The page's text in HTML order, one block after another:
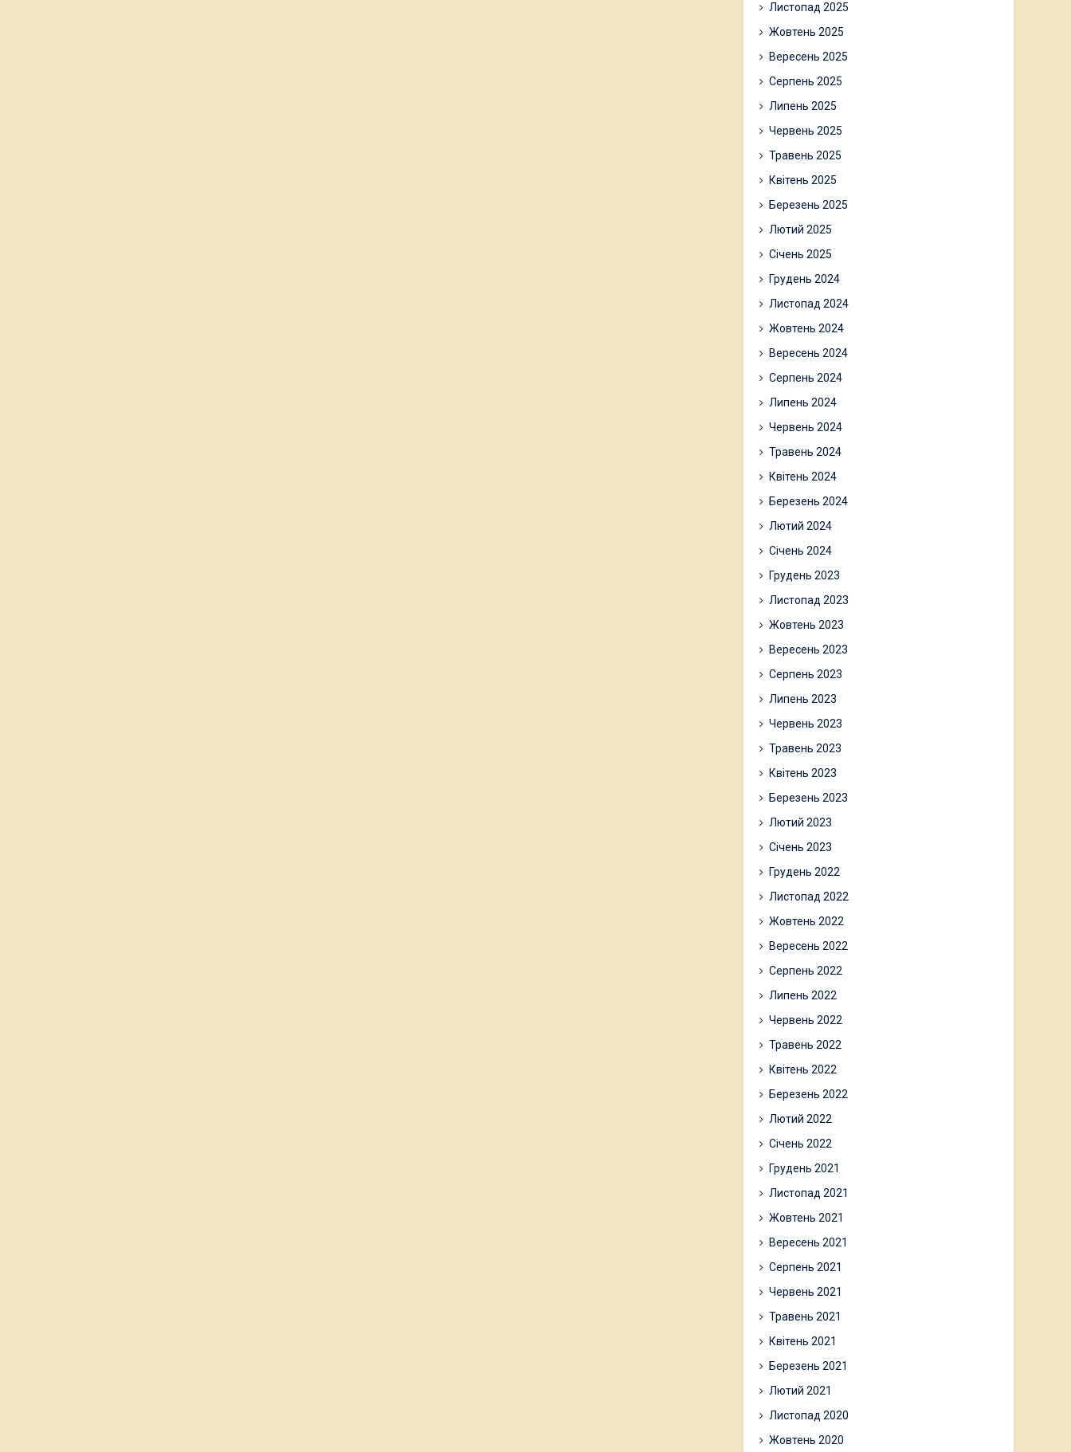
Листопад 2025
Жовтень 2025
Вересень 2025
Серпень 2025
Липень 2025
Червень 2025
Травень 2025
Квітень 2025
Березень 2025
Лютий 2025
Січень 2025
Грудень 2024
Листопад 2024
Жовтень 2024
Вересень 2024
Серпень 2024
Липень 2024
Червень 2024
Травень 2024
Квітень 2024
Березень 2024
Лютий 2024
Січень 2024
Грудень 2023
Листопад 2023
Жовтень 2023
Вересень 2023
Серпень 2023
Липень 2023
Червень 2023
Травень 2023
Квітень 2023
Березень 2023
Лютий 2023
Січень 2023
Грудень 2022
Листопад 2022
Жовтень 2022
Вересень 2022
Серпень 2022
Липень 2022
Червень 2022
Травень 2022
Квітень 2022
Березень 2022
Лютий 2022
Січень 2022
Грудень 2021
Листопад 2021
Жовтень 2021
Вересень 2021
Серпень 2021
Червень 2021
Травень 2021
Квітень 2021
Березень 2021
Лютий 2021
Листопад 2020
Жовтень 2020